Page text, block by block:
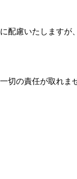
慮いたしますが
の責任が取れま